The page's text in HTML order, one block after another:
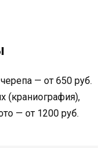
— от 650 руб.
(краниография),
— от 1200 руб.